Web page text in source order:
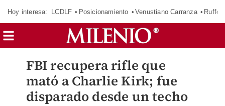
Hoy interesa: LCDLF Posicionamiento Venustiano Carranza Ruffo
FBI recupera rifle que
mató a Charlie Kirk; fue
disparado desde un techo